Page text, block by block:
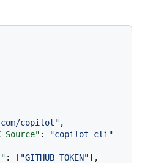
copilot" ,
Source" :
"copilot-cli"
: [ "GITHUB_TOKEN"] ,